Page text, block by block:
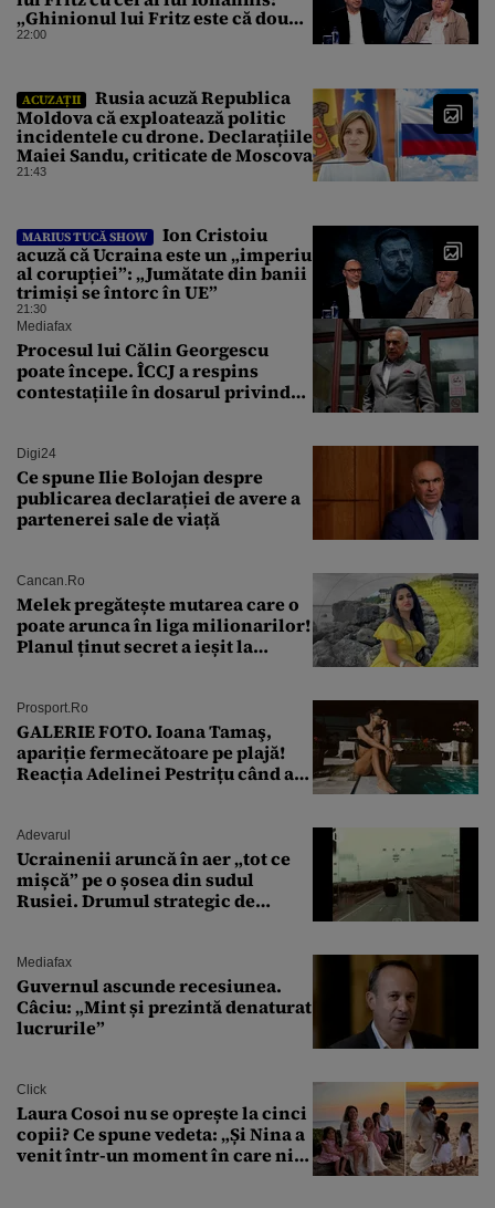
„Ghinionul lui Fritz este că două
instanțe l-au declarat
22:00
ACUZAȚII
Rusia acuză Republica
Moldova că exploatează politic
incidentele cu drone. Declarațiile
Maiei Sandu, criticate de Moscova
21:43
MARIUS TUCĂ SHOW
Ion Cristoiu
acuză că Ucraina este un „imperiu
al corupției”: „Jumătate din banii
trimiși se întorc în UE”
21:30
Mediafax
Procesul lui Călin Georgescu
poate începe. ÎCCJ a respins
contestațiile în dosarul privind
Digi24
Ce spune Ilie Bolojan despre
publicarea declarației de avere a
partenerei sale de viață
Cancan.ro
Melek pregătește mutarea care o
poate arunca în liga milionarilor!
Planul ținut secret a ieșit la
Prosport.ro
GALERIE FOTO. Ioana Tamaş,
apariție fermecătoare pe plajă!
Reacția Adelinei Pestrițu când a
Adevarul
Ucrainenii aruncă în aer „tot ce
mișcă” pe o șosea din sudul
Rusiei. Drumul strategic de
Mediafax
Guvernul ascunde recesiunea.
Câciu: „Mint și prezintă denaturat
lucrurile”
Click
Laura Cosoi nu se oprește la cinci
copii? Ce spune vedeta: „Și Nina a
venit într-un moment în care nici